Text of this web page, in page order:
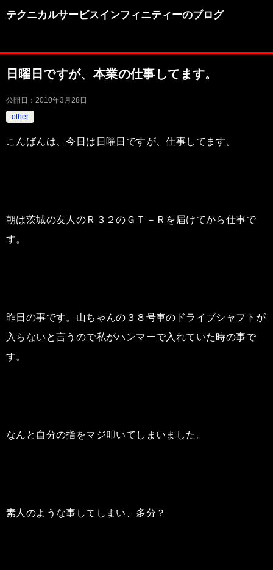
テクニカルサービスインフィニティーのブログ
日曜日ですが、本業の仕事してます。
公開日： 2010年3月28日
other
こんばんは、今日は日曜日ですが、仕事してます。
朝は茨城の友人のＲ３２のＧＴ－Ｒを届けてから仕事で
す。
昨日の事です。山ちゃんの３８号車のドライブシャフトが
入らないと言うので私がハンマーで入れていた時の事で
す。
なんと自分の指をマジ叩いてしまいました。
素人のような事してしまい、多分？